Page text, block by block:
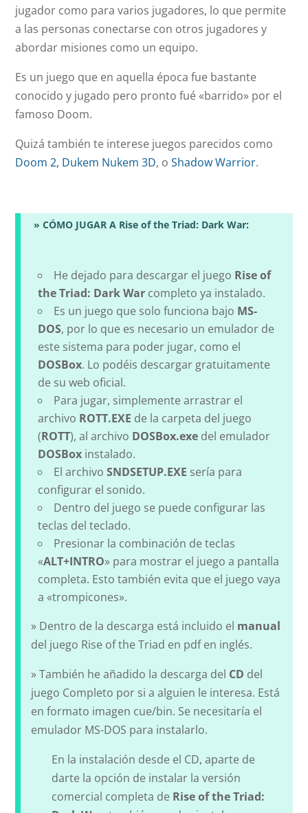
jugador como para varios jugadores, lo que permite
a las personas conectarse con otros jugadores y
abordar misiones como un equipo.
Es un juego que en aquella época fue bastante
conocido y jugado pero pronto fué «barrido» por el
famoso Doom.
Quizá también te interese juegos parecidos como
Doom 2, Dukem Nukem 3D, oShadow Warrior.
» CÓMO JUGAR A Rise of the Triad: Dark War:
He dejado para descargar el juego Rise of
the Triad: Dark War completo ya instalado.
Es un juego que solo funciona bajo MS-
DOS, por lo que es necesario un emulador de
este sistema para poder jugar, como el
DOSBox. Lo podéis descargar gratuitamente
de su web oficial.
Para jugar, simplemente arrastrar el
archivo ROTT.EXE de la carpeta del juego
(ROTT), al archivo DOSBox.exe del emulador
DOSBox instalado.
El archivoSNDSETUP.EXE sería para
configurar el sonido.
Dentro del juego se puede configurar las
teclas del teclado.
Presionar la combinación de teclas
«ALT+INTRO» para mostrar el juego a pantalla
completa. Esto también evita que el juego vaya
a «trompicones».
» Dentro de la descarga está incluido el manual
del juego Rise of the Triad en pdf en inglés.
» También he añadido la descarga del CD del
juego Completo por si a alguien le interesa. Está
en formato imagen cue/bin. Se necesitaría el
emulador MS-DOS para instalarlo.
En la instalación desde el CD, aparte de
darte la opción de instalar la versión
comercial completa de Rise of the Triad: